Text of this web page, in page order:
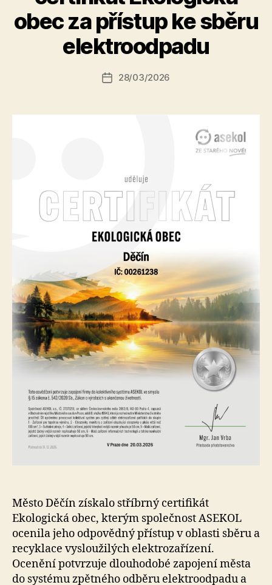
obec za přístup ke sběru
elektroodpadu
Autor
u
a
s
Datum
28/03/2026
Město Děčín získalo stříbrný certifikát
Ekologická obec, kterým společnost ASEKOL
ocenila jeho odpovědný přístup v oblasti sběru a
recyklace vysloužilých elektrozařízení.
Ocenění potvrzuje dlouhodobé zapojení města
do systému zpětného odběru elektroodpadu a